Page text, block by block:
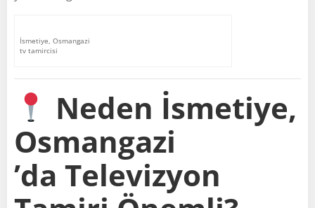
İsmetiye, Osmangazi
tv tamircisi
Neden İsmetiye,
Osmangazi
’da Televizyon